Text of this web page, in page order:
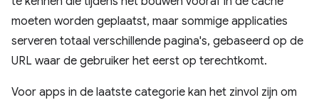
moeten worden geplaatst, maar sommige applicaties
serveren totaal verschillende pagina's, gebaseerd op de
URL waar de gebruiker het eerst op terechtkomt.
Voor apps in de laatste categorie kan het zinvol zijn om